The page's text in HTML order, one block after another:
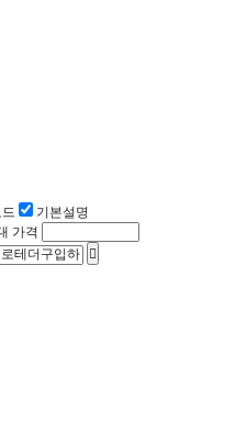
기본설명
가격